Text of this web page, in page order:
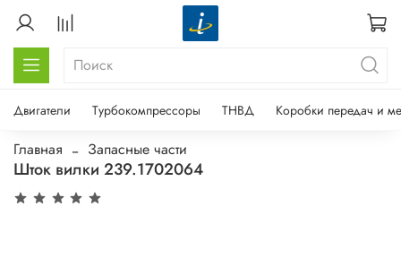
Двигатели Турбокомпрессоры ТНВД Коробки передач и
Главная Запасные части
Шток вилки 239.1702064